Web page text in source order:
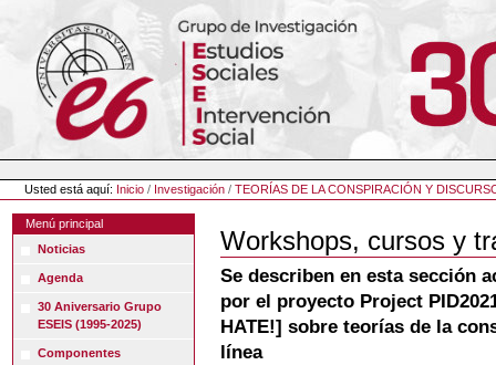
contenido.
navegación
Herramientas
Personales
Usted está aquí: Inicio / Investigación /TEORÍAS DE LA CONSPIRACIÓN Y
Menú principal
Noticias
Agenda
30 Aniversario Grupo
ESEIS (1995-2025)
Componentes
Workshops, cursos y
Se describen en esta sección
por el proyecto Project
HATE!] sobre teorías de la
línea